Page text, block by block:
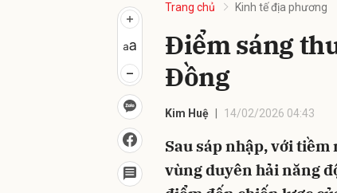
Trang chủ Kinh tế địa phương
Điểm sáng
Đồng
Kim Huệ 14/02/2026 04:43
Sau sáp nhập, với
vùng duyên hải năng